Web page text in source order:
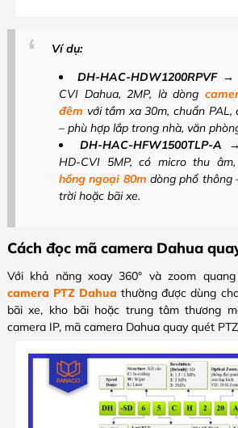
Ví dụ:
DH-HAC-HDW1200RPVF→
CVI Dahua, 2MP, là dòng
đêm với tầm xa 30m, chuẩn
– phù hợp lắp trong nhà, văn
DH-HAC-HFW1500TLP-A
HD-CVI 5MP, có micro thu
hồng ngoại 80m dòng phổ thông
trời hoặc bãi xe.
Cách đọc mã camera Dahua
Với khả năng xoay 360° và zoom
camera PTZ Dahua thường được dùng
bãi xe, kho bãi hoặc trung tâm thương
camera IP, mã camera Dahua quay quét